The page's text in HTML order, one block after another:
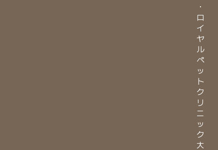
・
ロ
イ
ヤ
ル
ペ
ッ
ト
ク
リ
ニ
ッ
ク
大